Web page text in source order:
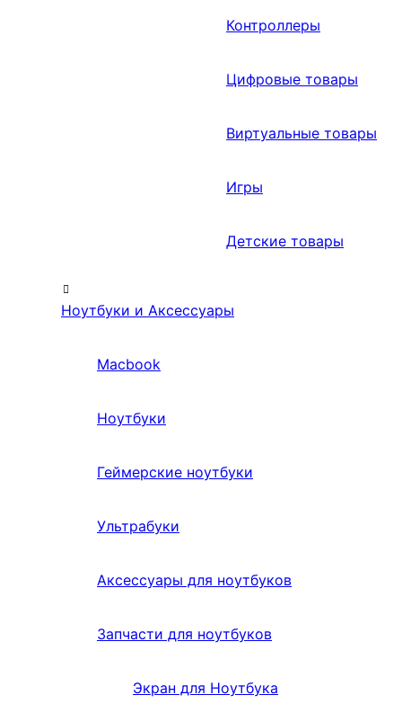
Контроллеры
Цифровые товары
Виртуальные товары
Игры
Детские товары
Ноутбуки и Аксессуары
Macbook
Ноутбуки
Геймерские ноутбуки
Ультрабуки
Аксессуары для ноутбуков
Запчасти для ноутбуков
Экран для Ноутбука